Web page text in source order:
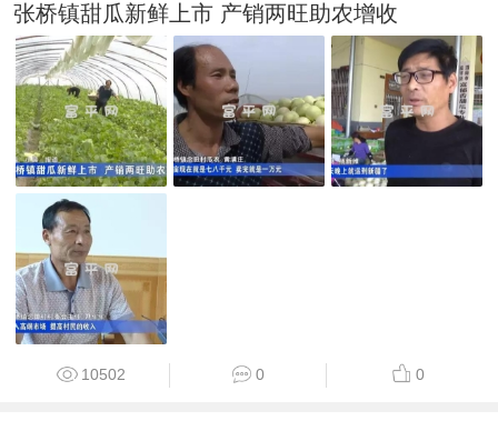
张桥镇甜瓜新鲜上市 产销两旺助农增收
10502 0 0